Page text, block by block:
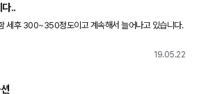
..
세후 300~350정도이고 계속해서 늘어나고 있습니다.
고 필요성을 느끼고 있습니다. 그런데 차에대해서 정말
19.05.22